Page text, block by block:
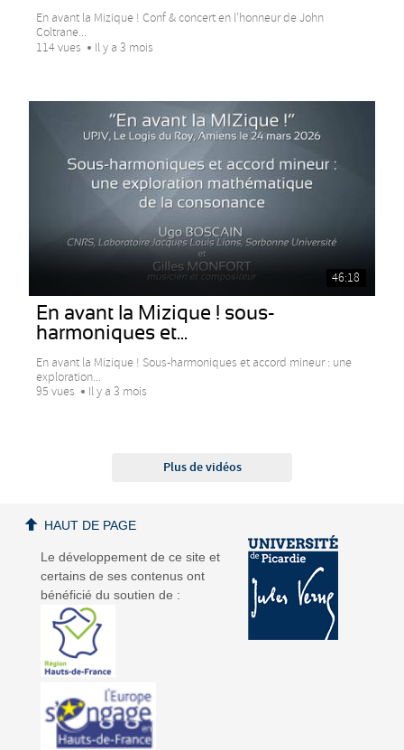
En avant la Mizique ! Conf & concert en l’honneur de John
Coltrane...
114 vues
Il y a 3 mois
46:18
En avant la Mizique ! sous-
harmoniques et...
En avant la Mizique ! Sous-harmoniques et accord mineur : une
exploration...
95 vues
Il y a 3 mois
Plus de vidéos
Le développement de ce site et
certains de ses contenus ont
bénéficié du soutien de :
HAUT DE PAGE